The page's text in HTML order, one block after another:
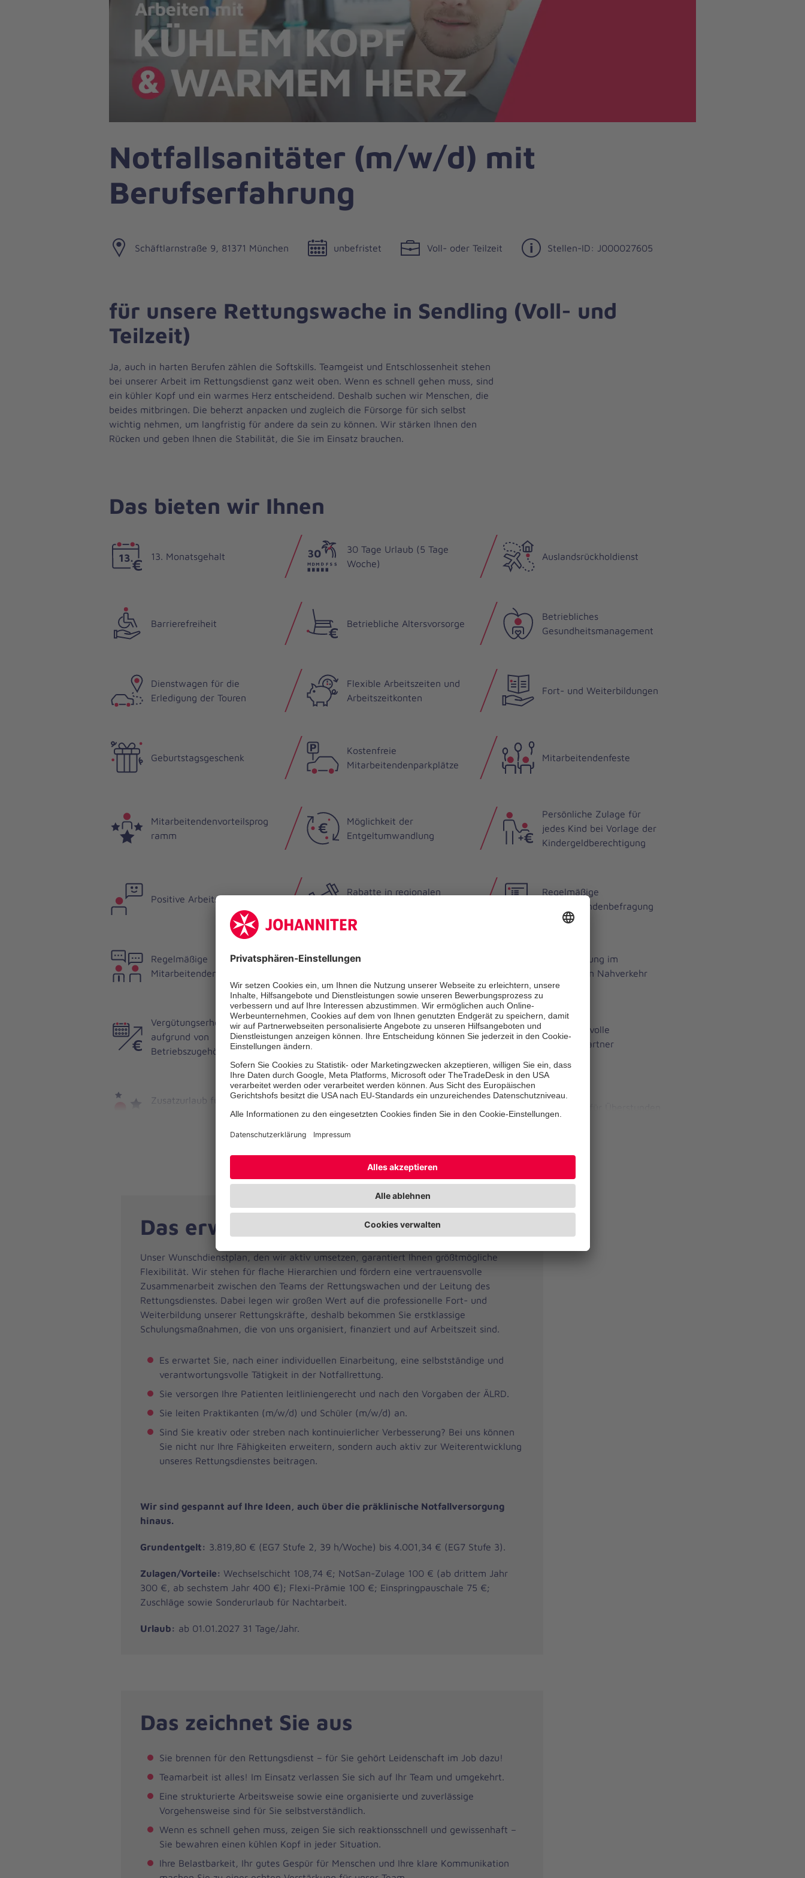
Notfallsanitäter (m/w/d) mit
Berufserfahrung
Schäftlarnstraße 9, 81371 München unbefristet Voll- oder Teilzeit Stellen-ID: J000027605
für unsere Rettungswache in Sendling (Voll- und
Teilzeit)
Ja, auch in harten Berufen zählen die Softskills. Teamgeist und Entschlossenheit stehen
bei unserer Arbeit im Rettungsdienst ganz weit oben. Wenn es schnell gehen muss, sind
ein kühler Kopf und ein warmes Herz entscheidend. Deshalb suchen wir Menschen, die
beides mitbringen. Die beherzt anpacken und zugleich die Fürsorge für sich selbst
wichtig nehmen, um langfristig für andere da sein zu können. Wir stärken Ihnen den
Rücken und geben Ihnen die Stabilität, die Sie im Einsatz brauchen.
Das bieten wir Ihnen
13. Monatsgehalt
30 Tage Urlaub (5 Tage
Woche)
Auslandsrückholdienst
Barrierefreiheit Betriebliche Altersvorsorge
Betriebliches
Gesundheitsmanagement
Dienstwagen für die
Erledigung der Touren
Flexible Arbeitszeiten und
Arbeitszeitkonten
Fort- und Weiterbildungen
Geburtstagsgeschenk
Kostenfreie
Mitarbeitendenparkplätze
Mitarbeitendenfeste
Mitarbeitendenvorteilsprog
ramm
Möglichkeit der
Entgeltumwandlung
Persönliche Zulage für
jedes Kind bei Vorlage der
Kindergeldberechtigung
Positive Arbeitsatmosphäre
Rabatte in regionalen
Regelmäßige
Mitarbeitendenbefragung
Regelmäßige
Mitarbeitendengespräche
Strukturierte Einarbeitung
Vergünstigung im
öffentlichen Nahverkehr
Vergütungserhöhung
aufgrund von
Betriebszugehörigkeit
Vermögenswirksame
Vertrauensvolle
Ansprechpartner
Zusatzurlaub für
Zuschläge für Arbeit an
Sonn- und Feiertagen
Das erwartet Sie
Unser Wunschdienstplan, den wir aktiv umsetzen, garantiert Ihnen größtmögliche
Flexibilität. Wir stehen für flache Hierarchien und fördern eine vertrauensvolle
Zusammenarbeit zwischen den Teams der Rettungswachen und der Leitung des
Rettungsdienstes. Dabei legen wir großen Wert auf die professionelle Fort- und
Weiterbildung unserer Rettungskräfte, deshalb bekommen Sie erstklassige
Schulungsmaßnahmen, die von uns organisiert, finanziert und auf Arbeitszeit sind.
Es erwartet Sie, nach einer individuellen Einarbeitung, eine selbstständige und
verantwortungsvolle Tätigkeit in der Notfallrettung.
Sie versorgen Ihre Patienten leitliniengerecht und nach den Vorgaben der ÄLRD.
Sie leiten Praktikanten (m/w/d) und Schüler (m/w/d) an.
Sind Sie kreativ oder streben nach kontinuierlicher Verbesserung? Bei uns können
Sie nicht nur Ihre Fähigkeiten erweitern, sondern auch aktiv zur Weiterentwicklung
unseres Rettungsdienstes beitragen.
Wir sind gespannt auf Ihre Ideen, auch über die präklinische Notfallversorgung
hinaus.
Grundentgelt: 3.819,80 € (EG7 Stufe 2, 39 h/Woche) bis 4.001,34 € (EG7 Stufe 3).
Zulagen/Vorteile: Wechselschicht 108,74 €; NotSan-Zulage 100 € (ab drittem Jahr
300 €, ab sechstem Jahr 400 €); Flexi-Prämie 100 €; Einspringpauschale 75 €;
Zuschläge sowie Sonderurlaub für Nachtarbeit.
Urlaub: ab 01.01.2027 31 Tage/Jahr.
Das zeichnet Sie aus
Sie brennen für den Rettungsdienst – für Sie gehört Leidenschaft im Job dazu!
Teamarbeit ist alles! Im Einsatz verlassen Sie sich auf Ihr Team und umgekehrt.
Eine strukturierte Arbeitsweise sowie eine organisierte und zuverlässige
Vorgehensweise sind für Sie selbstverständlich.
Wenn es schnell gehen muss, zeigen Sie sich reaktionsschnell und gewissenhaft –
Sie bewahren einen kühlen Kopf in jeder Situation.
Ihre Belastbarkeit, Ihr gutes Gespür für Menschen und Ihre klare Kommunikation